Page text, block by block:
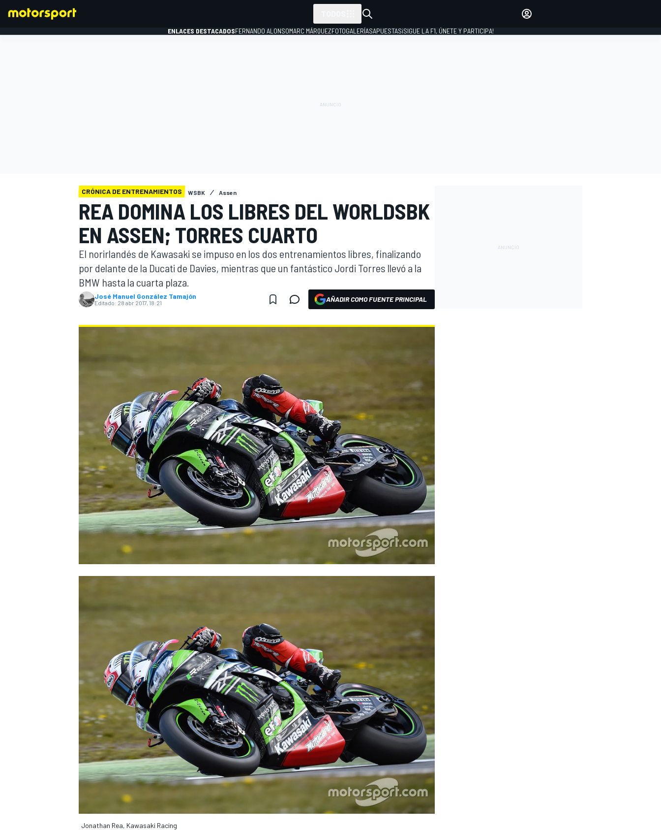
FÓRMULA E
ENLACES DESTACADOSFERNANDO ALONSOMARC MÁRQUEZFOTOGALERÍASAPUESTAS¡SIGUE LA F1, ÚNETE Y PARTICIPA!
CRÓNICA DE ENTRENAMIENTOS WSBK Assen
REA DOMINA LOS LIBRES DEL WORLDSBK
EN ASSEN; TORRES CUARTO
El norirlandés de Kawasaki se impuso en los dos entrenamientos libres, finalizando
por delante de la Ducati de Davies, mientras que un fantástico Jordi Torres llevó a la
BMW hasta la cuarta plaza.
José Manuel González Tamajón
Editado: 28 abr 2017, 18:21 AÑADIR COMO FUENTE PRINCIPAL
Jonathan Rea, Kawasaki Racing